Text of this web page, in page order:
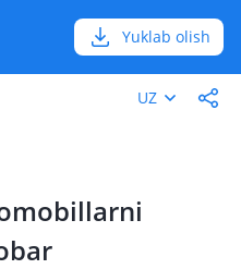
Yuklab olish
UZ